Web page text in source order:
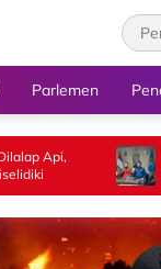
Parlemen
Pokja PWI
Literasi
Arus Informasi